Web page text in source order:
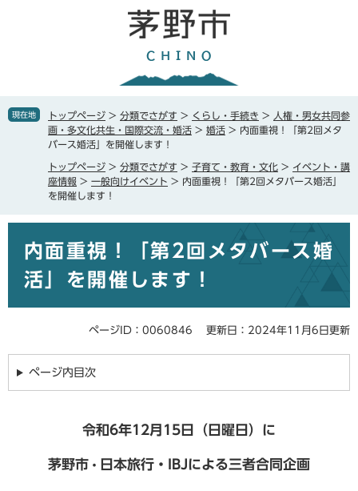
で
ば現在地 トップページ > 分類でさがす > くらし・手続き >
人権・男女共同参
画・多文化共生・国際交流・婚活 > 婚活 > 内面重視！「第2回メタ
バース婚活」を開催します！
トップページ > 分類でさがす > 子育て・教育・文化 > イベント・講
座情報 > 一般向けイベント > 内面重視！「第2回メタバース婚活」
を開催します！
内面重視！「第2回メタバース婚
活」を開催します！
ページID：0060846 更新日：2024年11月6日更新
ページ内目次
令和6年12月15日（日曜日）に
茅野市 ・ 日本旅行・IBJによる三者合同企画